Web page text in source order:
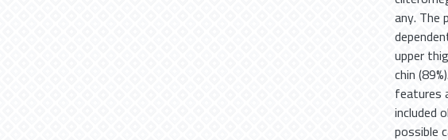
any.
upper
chin
features
included
possible